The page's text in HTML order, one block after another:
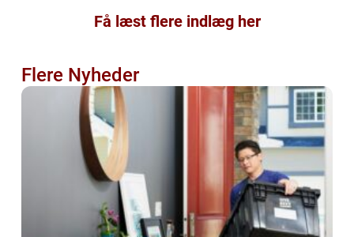
Få læst flere indlæg her
Flere Nyheder